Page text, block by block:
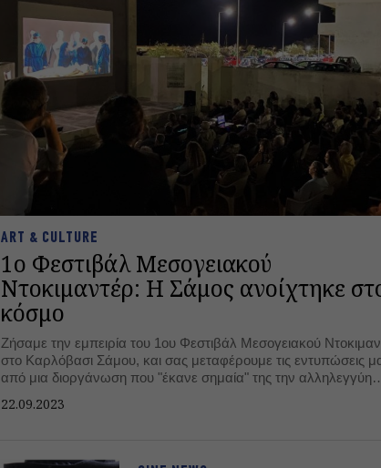
ART & CULTURE
1ο Φεστιβάλ Μεσογειακού
Ντοκιμαντέρ: Η Σάμος ανοίχτηκε
κόσμο
Ζήσαμε την εμπειρία του 1ου Φεστιβάλ Μεσογειακού
στο Καρλόβασι Σάμου, και σας μεταφέρουμε τις εντυπώσεις
από μια διοργάνωση που "έκανε σημαία" της την αλληλεγγύη
μήνυμα.
22.09.2023